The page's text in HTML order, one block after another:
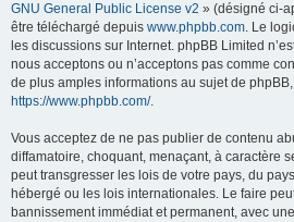
GNU General Public License v2 » (désigné ci-
être téléchargé depuis www.phpbb.com. Le
les discussions sur Internet. phpBB Limited
nous acceptons ou n’acceptons pas comme
de plus amples informations au sujet de
https://www.phpbb.com/.
Vous acceptez de ne pas publier de contenu
diffamatoire, choquant, menaçant, à caractère
peut transgresser les lois de votre pays, du
hébergé ou les lois internationales. Le faire
bannissement immédiat et permanent, avec